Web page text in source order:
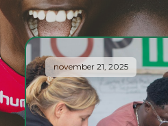
november 21, 2025